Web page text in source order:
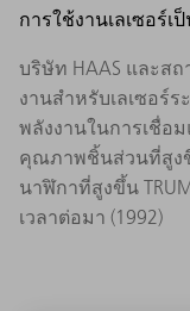
การใช้งานเลเซอร์เ
บริษัท HAAS และสถ
งานสำหรับเลเซอร์
พลังงานในการเชื่อ
คุณภาพชิ้นส่วนที่สูง
นาฬิกาที่สูงขึ้น
เวลาต่อมา (1992)